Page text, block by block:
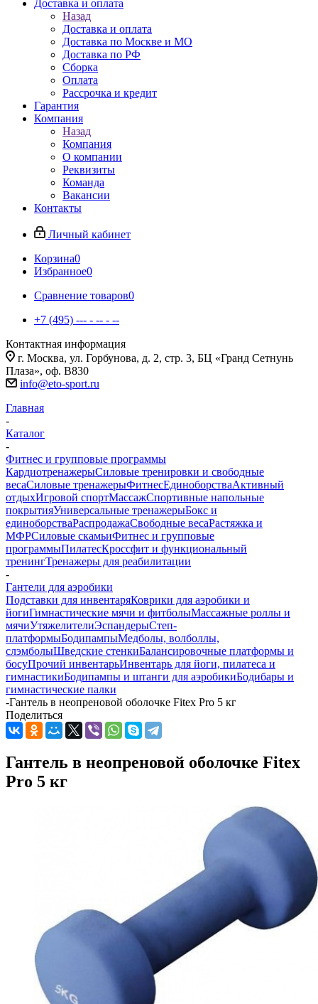
Доставка и оплата
Назад
Доставка и оплата
Доставка по Москве и МО
Доставка по РФ
Сборка
Оплата
Рассрочка и кредит
Гарантия
Компания
Назад
Компания
О компании
Реквизиты
Команда
Вакансии
Контакты
Личный кабинет
Корзина0
Избранное0
Сравнение товаров0
+7 (495) --- - -- - --
Контактная информация
г. Москва, ул. Горбунова, д. 2, стр. 3, БЦ «Гранд Сетнунь
Плаза», оф. В830
info@eto-sport.ru
Главная
-
Каталог
-
Фитнес и групповые программы
КардиотренажерыСиловые тренировки и свободные
весаСиловые тренажерыФитнесЕдиноборстваАктивный
отдыхИгровой спортМассажСпортивные напольные
покрытияУниверсальные тренажерыБокс и
единоборстваРаспродажаСвободные весаРастяжка и
МФРСиловые скамьиФитнес и групповые
программыПилатесКроссфит и функциональный
тренингТренажеры для реабилитации
-
Гантели для аэробики
Подставки для инвентаряКоврики для аэробики и
йогиГимнастические мячи и фитболыМассажные роллы и
мячиУтяжелителиЭспандерыСтеп-
платформыБодипампыМедболы, волболлы,
слэмболыШведские стенкиБалансировочные платформы и
босуПрочий инвентарьИнвентарь для йоги, пилатеса и
гимнастикиБодипампы и штанги для аэробикиБодибары и
гимнастические палки
-Гантель в неопреновой оболочке Fitex Pro 5 кг
Поделиться
Гантель в неопреновой оболочке Fitex
Pro 5 кг